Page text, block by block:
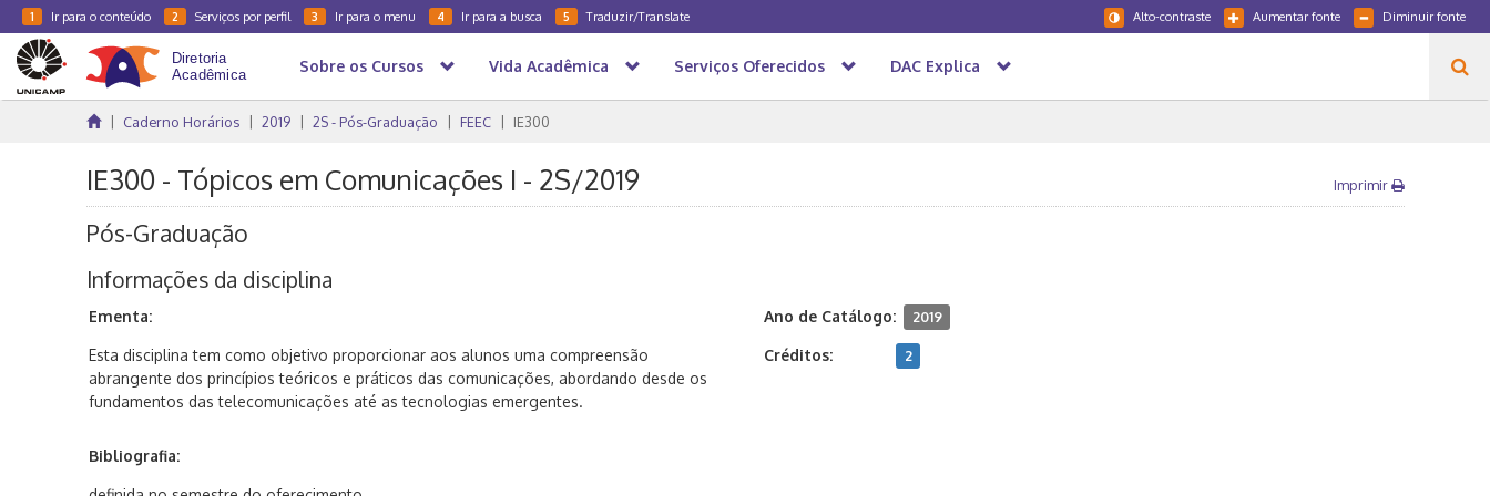
1 Ir para o conteúdo 2 Serviços por perfil 3 Ir para o menu 4 Ir para a busca 5 Traduzir/Translate Diminuir fonte
Aumentar fonte
Alto-contraste
Sobre os Cursos Vida Acadêmica Serviços Oferecidos DAC Explica
Caderno Horários 2019 2S - Pós-Graduação FEEC IE300
IE300 - Tópicos em Comunicações I - 2S/2019 Imprimir
Pós-Graduação
Informações da disciplina
Ementa:
Esta disciplina tem como objetivo proporcionar aos alunos uma compreensão
abrangente dos princípios teóricos e práticos das comunicações, abordando desde os
fundamentos das telecomunicações até as tecnologias emergentes.
Bibliografia:
Ano de Catálogo: 2019
Créditos: 2